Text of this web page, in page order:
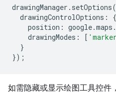
drawingManager . setOptions
drawingControlOptions :
{
position : google.maps .
drawingModes : [
}
});
如需隐藏或显示绘图工具控件